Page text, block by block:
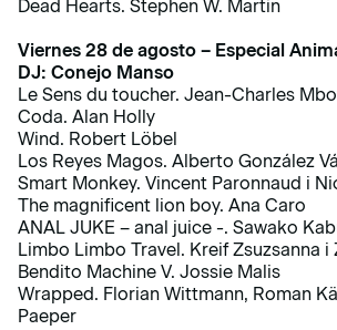
Dead Hearts. Stephen W. Martin
Viernes 28 de agosto – Especial
DJ: Conejo Manso
Le Sens du toucher. Jean-Charles
Coda. Alan Holly
Wind. Robert Löbel
Los Reyes Magos. Alberto González
Smart Monkey. Vincent Paronnaud i
The magnificent lion boy. Ana Caro
ANAL JUKE – anal juice -. Sawako
Limbo Limbo Travel. Kreif Zsuzsanna i
Bendito Machine V. Jossie Malis
Wrapped. Florian Wittmann, Roman
Paeper